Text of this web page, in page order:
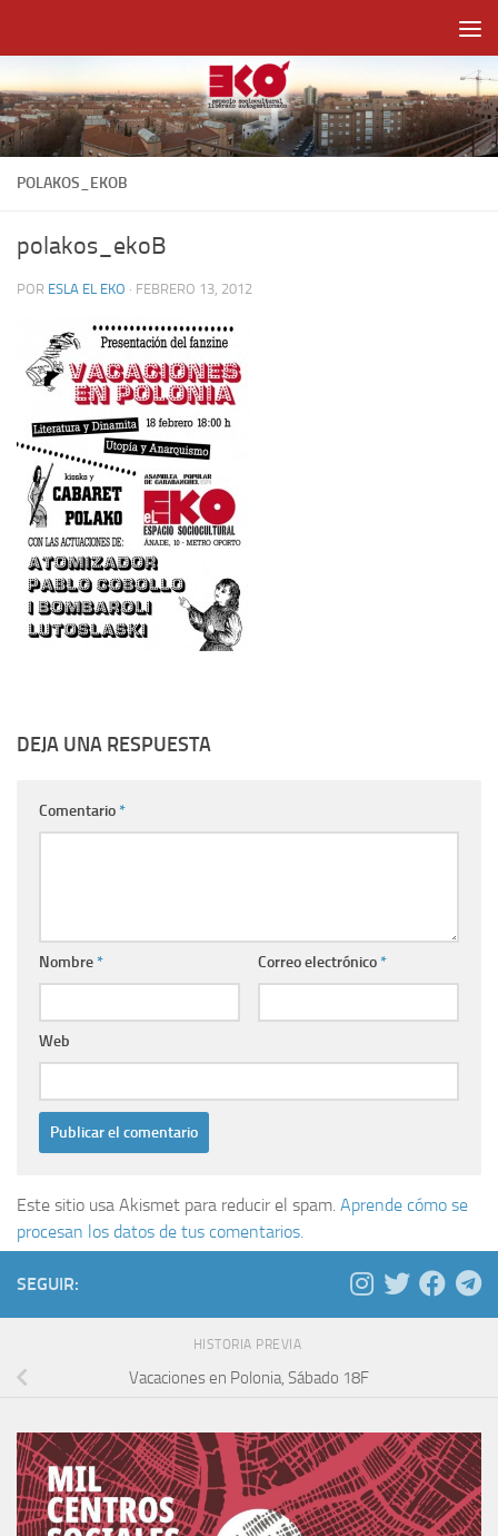
POLAKOS_EKOB
polakos_ekoB
POR ESLA EL EKO · FEBRERO 13, 2012
DEJA UNA RESPUESTA
Comentario*
Nombre* Correo electrónico*
Web
Este sitio usa Akismet para reducir el spam. Aprende cómo se
procesan los datos de tus comentarios.
SEGUIR:
HISTORIA PREVIA
Vacaciones en Polonia, Sábado 18F